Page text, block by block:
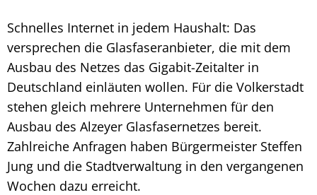
Schnelles Internet in jedem Haushalt: Das
versprechen die Glasfaseranbieter, die mit dem
Ausbau des Netzes das Gigabit-Zeitalter in
Deutschland einläuten wollen. Für die Volkerstadt
stehen gleich mehrere Unternehmen für den
Ausbau des Alzeyer Glasfasernetzes bereit.
Zahlreiche Anfragen haben Bürgermeister Steffen
Jung und die Stadtverwaltung in den vergangenen
Wochen dazu erreicht.